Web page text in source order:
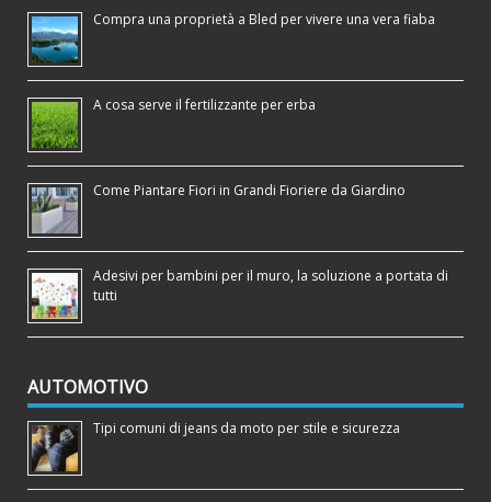
Compra una proprietà a Bled per vivere una vera fiaba
A cosa serve il fertilizzante per erba
Come Piantare Fiori in Grandi Fioriere da Giardino
Adesivi per bambini per il muro, la soluzione a portata di
tutti
AUTOMOTIVO
Tipi comuni di jeans da moto per stile e sicurezza